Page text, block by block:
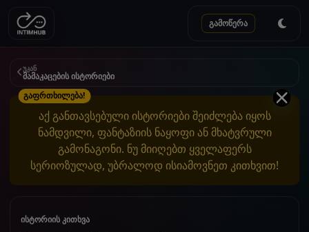
გამოწერა
უკან
მამაკაცების ისტორიები
გაფრთხილება!
აქ განთავსებული ისტორიები შეიძლება იყოს
ნამდვილი, ფანტაზიის ნაყოფი ან მხატვრული
გამონაგონი. ნუ მიიღებთ ყველაფერს
სერიოზულად, უბრალოდ ისიამოვნეთ კითხვით!
ისტორიის კითხვა